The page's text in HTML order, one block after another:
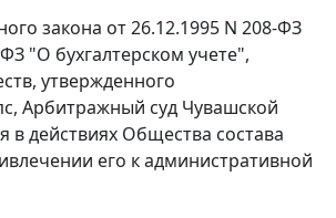
закона от 26.12.1995 N 208-ФЗ
"О бухгалтерском учете",
утвержденного
Арбитражный суд Чувашской
в действиях Общества состава
его к административной